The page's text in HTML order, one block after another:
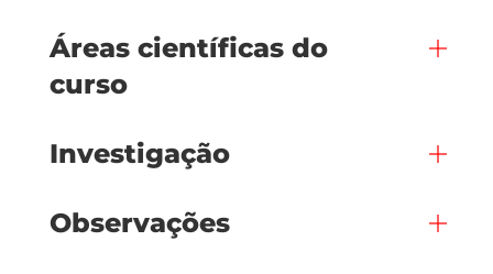
Áreas científicas do
curso
Investigação
Observações